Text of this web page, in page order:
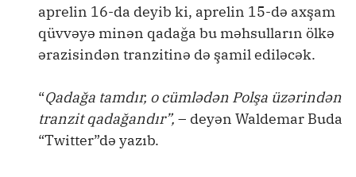
aprelin 16-da deyib ki, aprelin 15-də axşam
qüvvəyə minən qadağa bu məhsulların ölkə
ərazisindən tranzitinə də şamil ediləcək.
“Qadağa tamdır, o cümlədən Polşa üzərindən
tranzit qadağandır”, – deyən Waldemar Buda
“Twitter”də yazıb.